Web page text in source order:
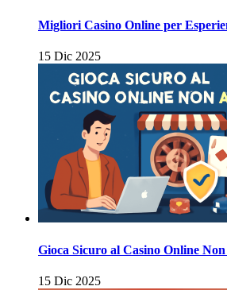
Migliori Casino Online per
15 Dic 2025
Gioca Sicuro al Casino Online
15 Dic 2025